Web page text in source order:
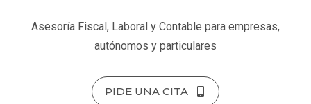
Asesoría Fiscal, Laboral y Contable para empresas,
autónomos y particulares
PIDE UNA CITA